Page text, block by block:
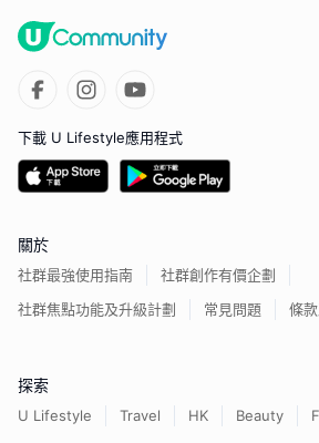
下載 U Lifestyle應用程式
關於
社群最強使用指南
社群創作有價企劃
社群焦點功能及升級計劃
常見問題 條
探索
U Lifestyle Travel HK Beauty